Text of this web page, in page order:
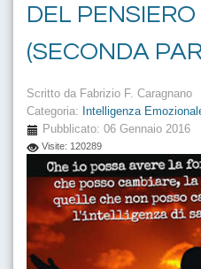
DEL
(SECONDA
Scritto da Fabrizio F. Caragnano
Categoria:
Intelligenza
Pubblicato: 06 Gennaio 2016
Visite: 120289